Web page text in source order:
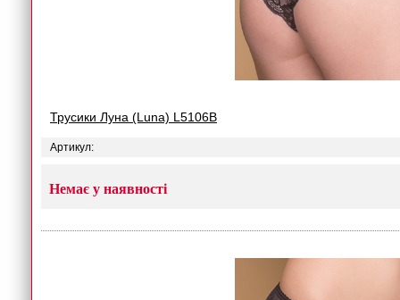
Трусики Луна (Luna) L5106B
Артикул:
Немає у наявності